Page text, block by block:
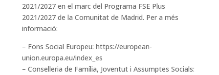
2021/2027 en el marc del Programa FSE Plus
2021/2027 de la Comunitat de Madrid. Per a més
informació:
– Fons Social Europeu: https://european-
union.europa.eu/index_es
– Conselleria de Família, Joventut i Assumptes Socials: